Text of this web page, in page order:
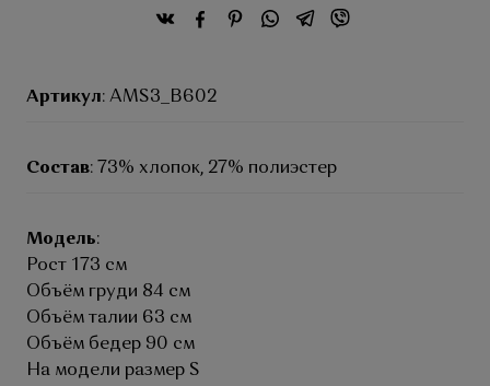
Артикул: AMS3_B602
Состав: 73% хлопок, 27% полиэстер
Модель:
Рост 173 см
Объём груди 84 см
Объём талии 63 см
Объём бедер 90 см
На модели размер S